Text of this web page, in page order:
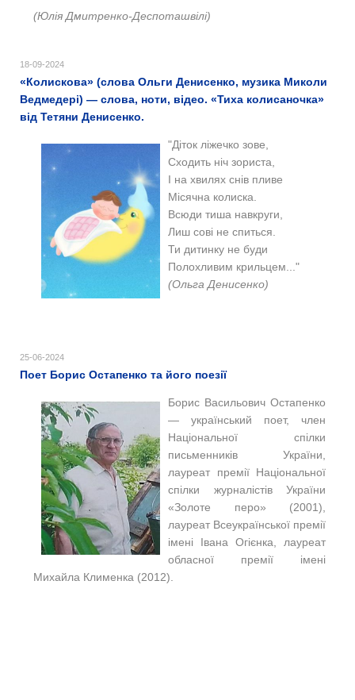
(Юлія Дмитренко-Деспоташвілі)
18-09-2024
«Колискова» (слова Ольги Денисенко, музика Миколи
Ведмедері) — слова, ноти, відео. «Тиха колисаночка»
від Тетяни Денисенко.
"Діток ліжечко зове,
Сходить ніч зориста,
І на хвилях снів пливе
Місячна колиска.
Всюди тиша навкруги,
Лиш сові не спиться.
Ти дитинку не буди
Полохливим крильцем..."
(Ольга Денисенко)
25-06-2024
Поет Борис Остапенко та його поезії
Борис Васильович Остапенко
— український поет, член
Національної спілки
письменників України,
лауреат премії Національної
спілки журналістів України
«Золоте перо» (2001),
лауреат Всеукраїнської премії
імені Івана Огієнка, лауреат
обласної премії імені
Михайла Клименка (2012).